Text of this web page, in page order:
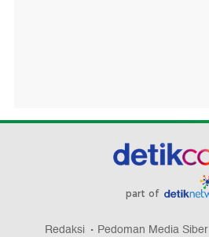
part of
Redaksi Pedoman Media Siber